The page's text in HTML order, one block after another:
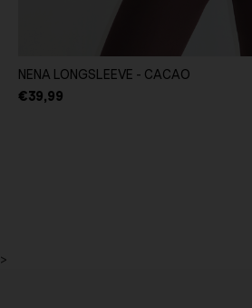
NENA LONGSLEEVE - CACAO
€39,99
>